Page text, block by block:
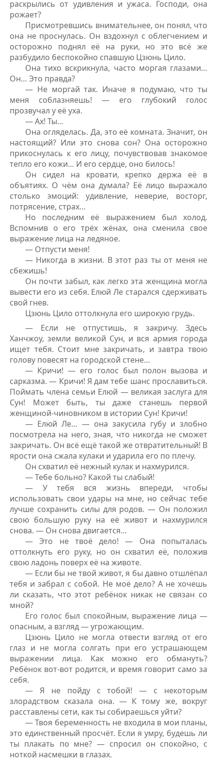
раскрылись от удивления и ужаса. Господи, она
рожает?
Присмотревшись внимательнее, он понял, что
она не проснулась. Он вздохнул с облегчением и
осторожно поднял её на руки, но это всё же
разбудило беспокойно спавшую Цзюнь Цило.
Она тихо вскрикнула, часто моргая глазами…
Он… Это правда?
— Не моргай так. Иначе я подумаю, что ты
меня соблазняешь! — его глубокий голос
прозвучал у её уха.
— Ах! Ты…
Она огляделась. Да, это её комната. Значит, он
настоящий? Или это снова сон? Она осторожно
прикоснулась к его лицу, почувствовав знакомое
тепло его кожи… И его сердце, оно билось!
Он сидел на кровати, крепко держа её в
объятиях. О чём она думала? Её лицо выражало
столько эмоций: удивление, неверие, восторг,
потрясение, страх…
Но последним её выражением был холод.
Вспомнив о его трёх жёнах, она сменила свое
выражение лица на ледяное.
— Отпусти меня!
— Никогда в жизни. В этот раз ты от меня не
сбежишь!
Он почти забыл, как легко эта женщина могла
вывести его из себя. Елюй Ле старался сдерживать
свой гнев.
Цзюнь Цило оттолкнула его широкую грудь.
— Если не отпустишь, я закричу. Здесь
Ханчжоу, земли великой Сун, и вся армия города
ищет тебя. Стоит мне закричать, и завтра твою
голову повесят на городской стене…
— Кричи! — его голос был полон вызова и
сарказма. — Кричи! Я дам тебе шанс прославиться.
Поймать члена семьи Елюй — великая заслуга для
Сун! Может быть, ты даже станешь первой
женщиной-чиновником в истории Сун! Кричи!
— Елюй Ле… — она закусила губу и злобно
посмотрела на него, зная, что никогда не сможет
закричать. Он всё ещё такой же отвратительный! В
ярости она сжала кулаки и ударила его по плечу.
Он схватил её нежный кулак и нахмурился.
— Тебе больно? Какой ты слабый!
— У тебя вся жизнь впереди, чтобы
использовать свои удары на мне, но сейчас тебе
лучше сохранить силы для родов. — Он положил
свою большую руку на её живот и нахмурился
снова. — Он снова двигается…
— Это не твоё дело! — Она попыталась
оттолкнуть его руку, но он схватил её, положив
свою ладонь поверх её на животе.
— Если бы не твой живот, я бы давно отшлёпал
тебя и забрал с собой. Не моё дело? А не хочешь
ли сказать, что этот ребёнок никак не связан со
мной?
Его голос был спокойным, выражение лица —
опасным, а взгляд — угрожающим.
Цзюнь Цило не могла отвести взгляд от его
глаз и не могла солгать при его устрашающем
выражении лица. Как можно его обмануть?
Ребёнок вот-вот родится, и время говорит само за
себя.
— Я не пойду с тобой! — с некоторым
злорадством сказала она. — К тому же, вокруг
расставлены сети, как ты собираешься уйти?
— Твоя беременность не входила в мои планы,
это единственный просчёт. Если я умру, будешь ли
ты плакать по мне? — спросил он спокойно, с
ноткой насмешки в глазах.